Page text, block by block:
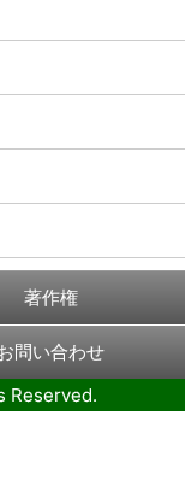
著作権
問い合わせ
Reserved.